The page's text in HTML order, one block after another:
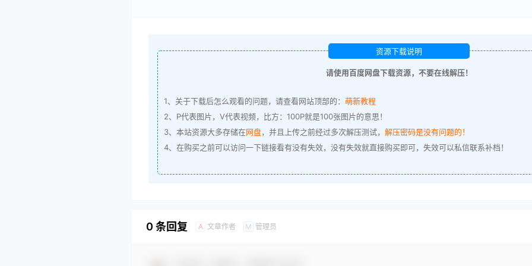
资源下载说明
请使用百度网盘下载资源，不要在线解压！
1、关于下载后怎么观看的问题，请查看网站顶部的： 萌新教程
2、P代表图片，V代表视频，比方：100P就是100张图片的意思！
3、本站资源大多存储在网盘，并且上传之前经过多次解压测试， 解压密码是没有问题的！
4、在购买之前可以访问一下链接看有没有失效，没有失效就直接购买即可，失效可以私信联系补档！
0 条回复 A 文章作者 M 管理员